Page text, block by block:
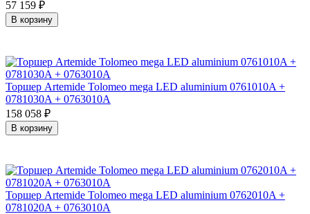
57 159 ₽
В корзину
Торшер Artemide Tolomeo mega LED aluminium 0761010A +
0781030A + 0763010A
158 058 ₽
В корзину
Торшер Artemide Tolomeo mega LED aluminium 0762010A +
0781020A + 0763010A